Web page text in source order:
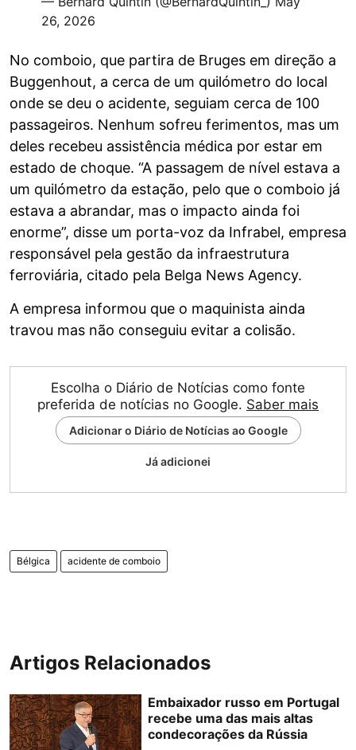
26, 2026
No comboio, que partira de Bruges em direção a
Buggenhout, a cerca de um quilómetro do local
onde se deu o acidente, seguiam cerca de 100
passageiros. Nenhum sofreu ferimentos, mas um
deles recebeu assistência médica por estar em
estado de choque. “A passagem de nível estava a
um quilómetro da estação, pelo que o comboio já
estava a abrandar, mas o impacto ainda foi
enorme”, disse um porta-voz da Infrabel, empresa
responsável pela gestão da infraestrutura
ferroviária, citado pela Belga News Agency.
A empresa informou que o maquinista ainda
travou mas não conseguiu evitar a colisão.
Escolha o Diário de Notícias como fonte
preferida de notícias no Google. Saber mais
Adicionar o Diário de Notícias ao Google
Já adicionei
Bélgica acidente de comboio
Artigos Relacionados
Embaixador russo em Portugal
recebe uma das mais altas
condecorações da Rússia